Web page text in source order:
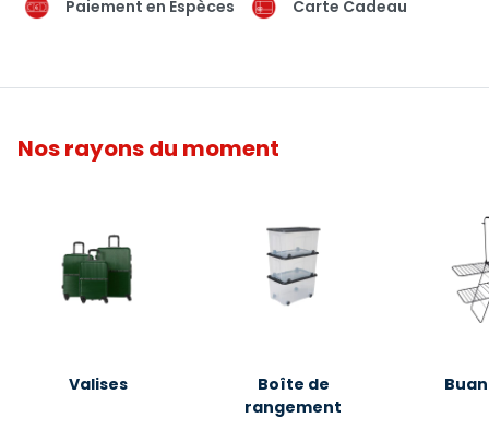
Paiement en Espèces Carte Cadeau
Nos rayons du moment
Valises
Boîte de
rangement